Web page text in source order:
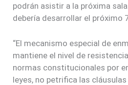
podrán asistir a la próxima
debería desarrollar el próximo
“El mecanismo especial de
mantiene el nivel de
normas constitucionales por
leyes, no petrifica las